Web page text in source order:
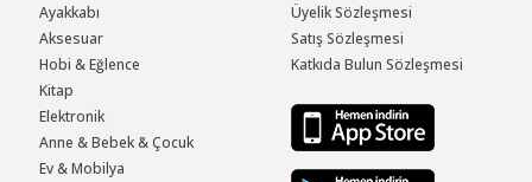
Ayakkabı
Aksesuar
Hobi & Eğlence
Kitap
Elektronik
Anne & Bebek & Çocuk
Ev & Mobilya
Üyelik Sözleşmesi
Satış Sözleşmesi
Katkıda Bulun Sözleşmesi